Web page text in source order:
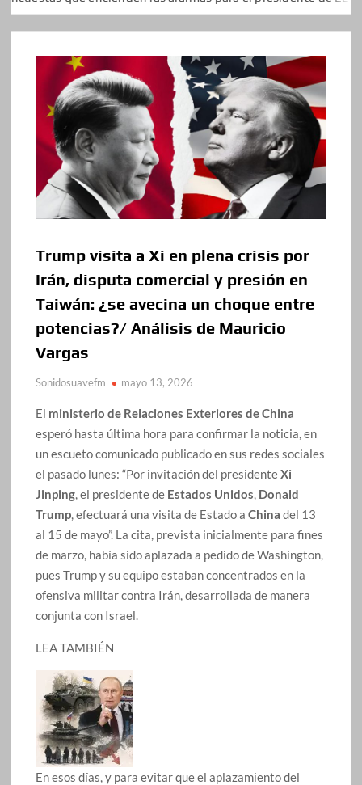
Trump visita a Xi en plena crisis por
Irán, disputa comercial y presión en
Taiwán: ¿se avecina un choque entre
potencias?/ Análisis de Mauricio
Vargas
Sonidosuavefm mayo 13, 2026
El ministerio de Relaciones Exteriores de China
esperó hasta última hora para confirmar la noticia, en
un escueto comunicado publicado en sus redes sociales
el pasado lunes: “Por invitación del presidenteXi
Jinping, el presidente de Estados Unidos, Donald
Trump, efectuará una visita de Estado aChinadel 13
al 15 de mayo”. La cita, prevista inicialmente para fines
de marzo, había sido aplazada a pedido de Washington,
pues Trump y su equipo estaban concentrados en la
ofensiva militar contra Irán, desarrollada de manera
conjunta con Israel.
LEA TAMBIÉN
En esos días, y para evitar que el aplazamiento del